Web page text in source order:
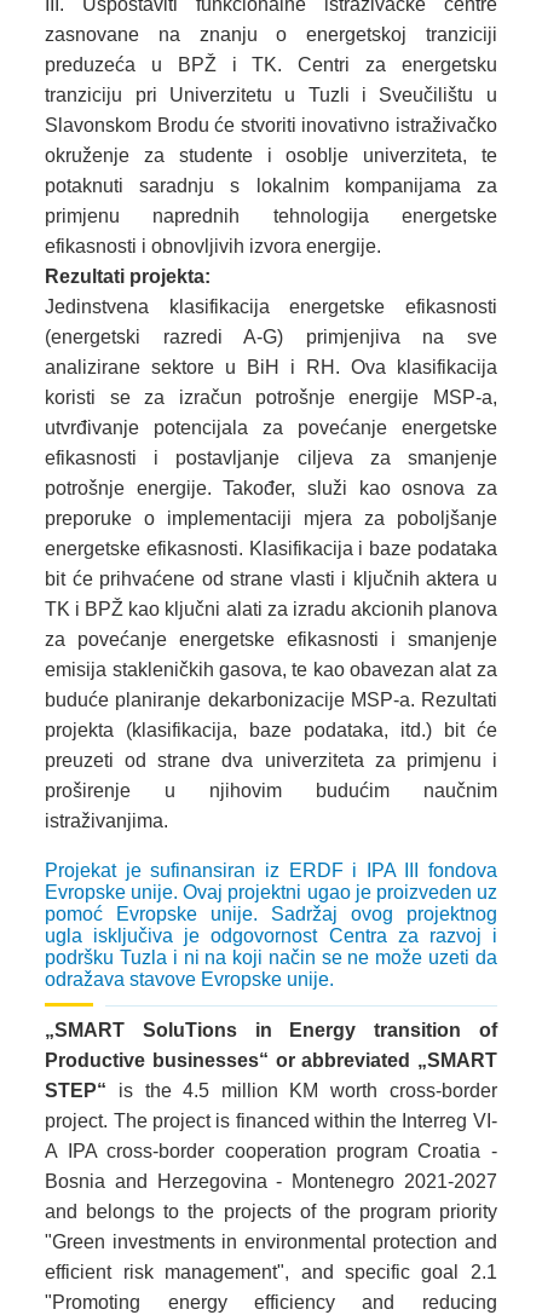
Uspostaviti funkcionalne istraživačke centre
zasnovane na znanju o energetskoj tranziciji
preduzeća u BPŽ i TK. Centri za energetsku
tranziciju pri Univerzitetu u Tuzli i Sveučilištu u
Slavonskom Brodu će stvoriti inovativno istraživačko
okruženje za studente i osoblje univerziteta, te
potaknuti saradnju s lokalnim kompanijama za
primjenu naprednih tehnologija energetske
efikasnosti i obnovljivih izvora energije.
Rezultati projekta:
Jedinstvena klasifikacija energetske efikasnosti
(energetski razredi A-G) primjenjiva na sve
analizirane sektore u BiH i RH. Ova klasifikacija
koristi se za izračun potrošnje energije MSP-a,
utvrđivanje potencijala za povećanje energetske
efikasnosti i postavljanje ciljeva za smanjenje
potrošnje energije. Također, služi kao osnova za
preporuke o implementaciji mjera za poboljšanje
energetske efikasnosti. Klasifikacija i baze podataka
bit će prihvaćene od strane vlasti i ključnih aktera u
TK i BPŽ kao ključni alati za izradu akcionih planova
za povećanje energetske efikasnosti i smanjenje
emisija stakleničkih gasova, te kao obavezan alat za
buduće planiranje dekarbonizacije MSP-a. Rezultati
projekta (klasifikacija, baze podataka, itd.) bit će
preuzeti od strane dva univerziteta za primjenu i
proširenje u njihovim budućim naučnim
istraživanjima.
Projekat je sufinansiran iz ERDF i IPA III fondova
Evropske unije. Ovaj projektni ugao je proizveden uz
pomoć Evropske unije. Sadržaj ovog projektnog
ugla isključiva je odgovornost Centra za razvoj i
podršku Tuzla i ni na koji način se ne može uzeti da
odražava stavove Evropske unije.
„SMART SoluTions in Energy transition of
Productive businesses“ or abbreviated „SMART
STEP“ is the 4.5 million KM worth cross-border
project. The project is financed within the Interreg VI-
A IPA cross-border cooperation program Croatia -
Bosnia and Herzegovina - Montenegro 2021-2027
and belongs to the projects of the program priority
"Green investments in environmental protection and
efficient risk management", and specific goal 2.1
"Promoting energy efficiency and reducing